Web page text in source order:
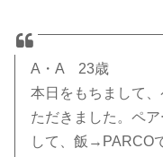
A・A 23歳
本日をもちまして
ただきました。ペ
して、飯→PARCO